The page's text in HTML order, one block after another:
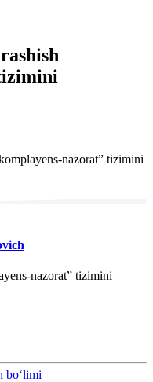
nazorat” tizimini
nazorat” tizimini
bo‘limi